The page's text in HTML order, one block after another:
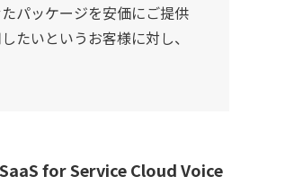
パッケージを安価にご提供
たいというお客様に対し、
for Service Cloud Voice